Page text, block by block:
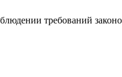
требований